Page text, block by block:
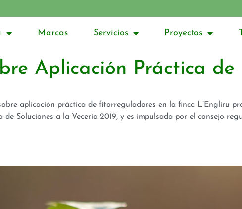
Marcas Servicios Proyectos
Aplicación Práctica
aplicación práctica de fitorreguladores en la finca L’Engliru
Soluciones a la Vecería 2019, y es impulsada por el consejo